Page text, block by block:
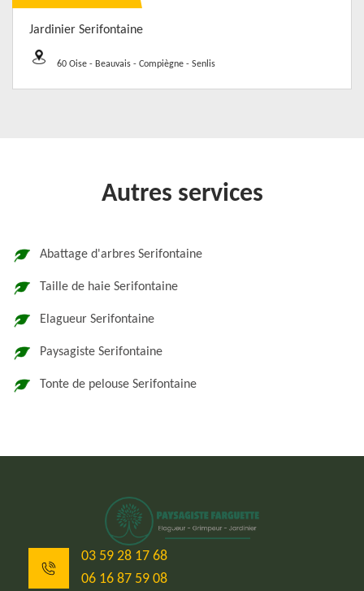
Jardinier Serifontaine
60 Oise - Beauvais - Compiègne - Senlis
Autres services
Abattage d'arbres Serifontaine
Taille de haie Serifontaine
Elagueur Serifontaine
Paysagiste Serifontaine
Tonte de pelouse Serifontaine
03 59 28 17 68
06 16 87 59 08